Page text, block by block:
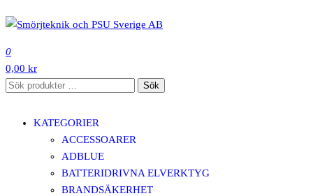
till
innehåll
0
0,00 kr
Sök
Sök
KATEGORIER
ACCESSOARER
ADBLUE
BATTERIDRIVNA ELVERKTYG
BRANDSÄKERHET